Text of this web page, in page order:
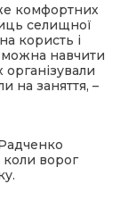
комфортних
селищної
користь і
можна навчити
на заняття, –
коли ворог